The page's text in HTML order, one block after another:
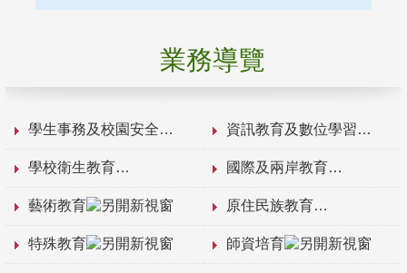
業務導覽
學生事務及校園安全 資訊教育及數位學習
學校衛生教育 國際及兩岸教育
藝術教育 原住民族教育
特殊教育 師資培育